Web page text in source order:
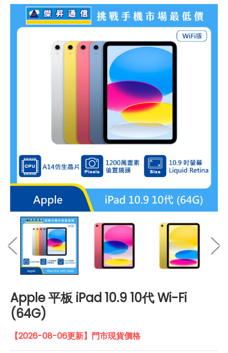
Apple 平板 iPad 10.9 10代 Wi-Fi
(64G)
【2026-08-06更新】門市現貨價格